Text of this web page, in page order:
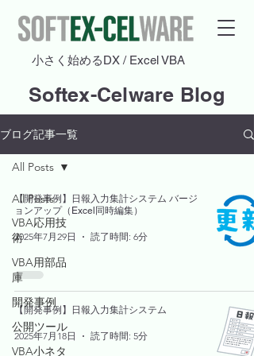
​小さく始めるDX / Excel VBA
Softex-Celware Blog
ブログ記事一覧
All Posts
VBA応用技
術
VBA用部品
庫
開発事例
公開ツール
VBA小ネタ
All Posts
【開発事例】日報入力集計システム バージ
ョンアップ（Excel同時編集）
2025年7月29日 読了時間: 6分
【開発事例】日報入力集計システム
2025年7月18日 読了時間: 5分